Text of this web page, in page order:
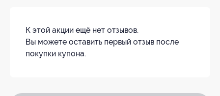
К этой акции ещё нет отзывов.
Вы можете оставить первый отзыв после
покупки купона.